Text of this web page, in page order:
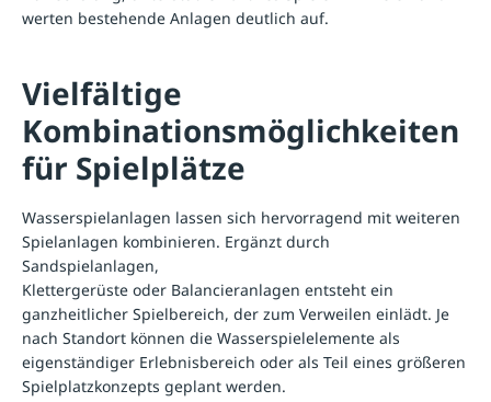
werten bestehende Anlagen deutlich auf.
Vielfältige
Kombinationsmöglichkeiten
für Spielplätze
Wasserspielanlagen lassen sich hervorragend mit weiteren
Spielanlagen kombinieren. Ergänzt durch
Sandspielanlagen,
Klettergerüste oder Balancieranlagen entsteht ein
ganzheitlicher Spielbereich, der zum Verweilen einlädt. Je
nach Standort können die Wasserspielelemente als
eigenständiger Erlebnisbereich oder als Teil eines größeren
Spielplatzkonzepts geplant werden.